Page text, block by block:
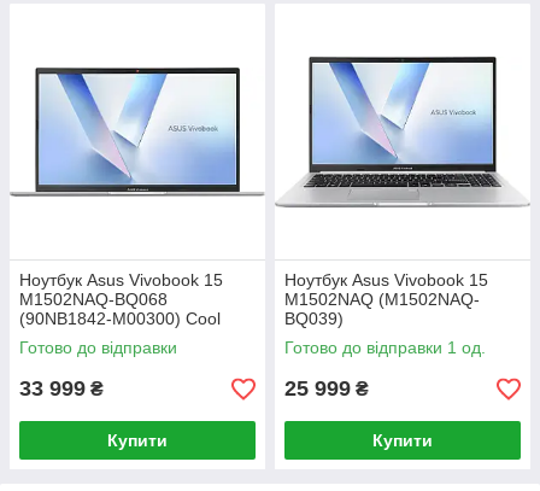
Ноутбук Asus Vivobook 15
M1502NAQ-BQ068
(90NB1842-M00300) Cool
Silver
Готово до відправки
33 999 ₴
Купити
Ноутбук Asus Vivobook 15
M1502NAQ (M1502NAQ-
BQ039)
Готово до відправки 1 од.
25 999 ₴
Купити